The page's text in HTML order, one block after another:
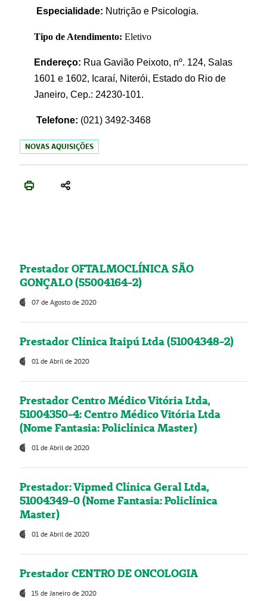
Especialidade: Nutrição e Psicologia.
Tipo de Atendimento: Eletivo
Endereço: Rua Gavião Peixoto, nº. 124, Salas
1601 e 1602, Icaraí, Niterói, Estado do Rio de
Janeiro, Cep.: 24230-101.
Telefone: (021) 3492-3468
NOVAS AQUISIÇÕES
Prestador OFTALMOCLÍNICA SÃO
GONÇALO (55004164-2)
07 de Agosto de 2020
Prestador Clínica Itaipú Ltda (51004348-2)
01 de Abril de 2020
Prestador Centro Médico Vitória Ltda,
51004350-4: Centro Médico Vitória Ltda
(Nome Fantasia: Policlínica Master)
01 de Abril de 2020
Prestador: Vipmed Clínica Geral Ltda,
51004349-0 (Nome Fantasia: Policlínica
Master)
01 de Abril de 2020
Prestador CENTRO DE ONCOLOGIA
15 de Janeiro de 2020